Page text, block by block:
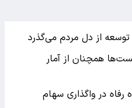
توسعه از دل مردم می‌گذرد
همچنان از آمار
رفاه در واگذاری سهام